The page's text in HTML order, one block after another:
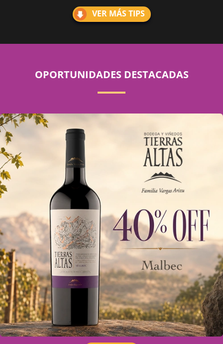
VER MÁS TIPS
OPORTUNIDADES DESTACADAS